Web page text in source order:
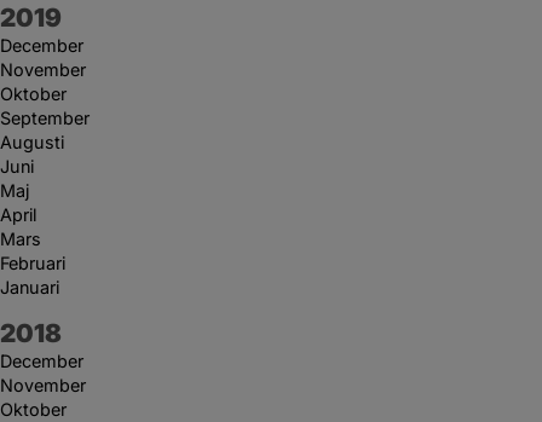
År:
2019
December
November
Oktober
September
Augusti
Juni
Maj
April
Mars
Februari
Januari
År:
2018
December
November
Oktober